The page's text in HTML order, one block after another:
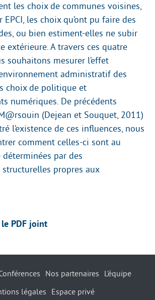
les choix de communes voisines,
les choix qu’ont pu faire des
ou bien estiment-elles ne subir
extérieure. A travers ces quatre
souhaitons mesurer l’effet
administratif des
choix de politique et
numériques. De précédents
(Dejean et Souquet, 2011)
l’existence de ces influences, nous
comment celles-ci sont au
par des
propres aux
PDF joint
Nos partenaires
L’équipe
légales
Espace privé